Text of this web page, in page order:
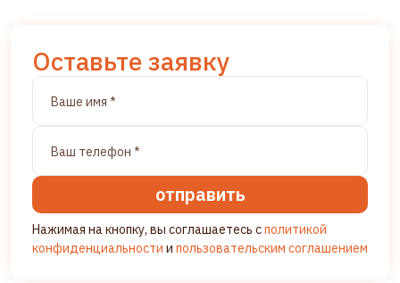
Оставьте заявку
отправить
Нажимая на кнопку, вы соглашаетесь сполитикой
конфиденциальности и пользовательским соглашением